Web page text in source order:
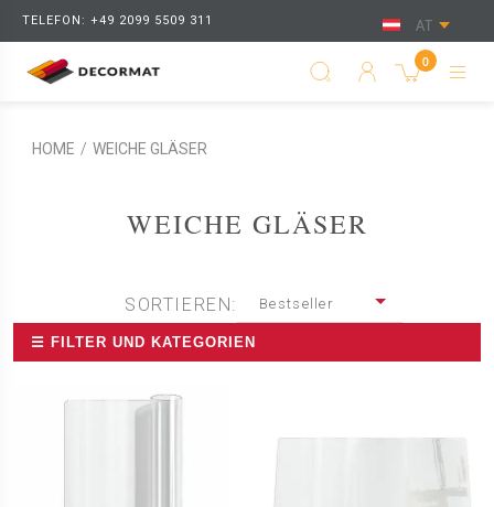
TELEFON: +49 2099 5509 311 AT
0
HOME / WEICHE GLÄSER
WEICHE GLÄSER
SORTIEREN: Bestseller
☰ FILTER UND KATEGORIEN